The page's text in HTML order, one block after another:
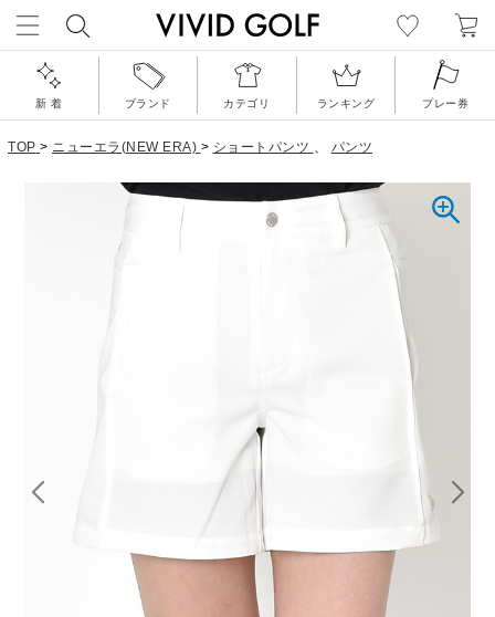
新 着 ブランド カテゴリ ランキング プレー券
TOP > ニューエラ(NEW ERA) > ショートパンツ 、 パンツ